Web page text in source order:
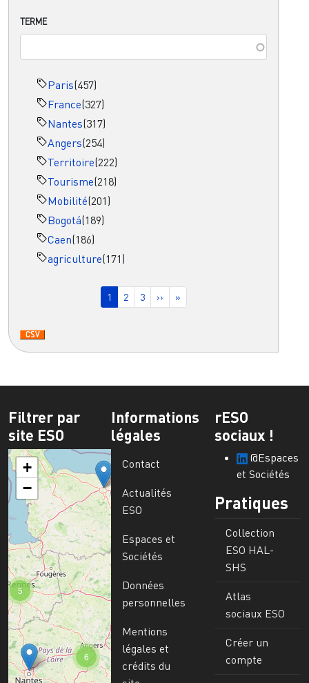
TERME
Paris(457)
France(327)
Nantes(317)
Angers(254)
Territoire(222)
Tourisme(218)
Mobilité(201)
Bogotá(189)
Caen(186)
agriculture(171)
Page courante
1 Page
2 Page
3 Page suivante
›› Dernière page
»
Filtrer par
site ESO
6
5
+
−
Informations
légales
Contact
Actualités
ESO
Espaces et
Sociétés
Données
personnelles
Mentions
légales et
crédits du
rESO
sociaux !
@Espaces
et Sociétés
Pratiques
Collection
ESO HAL-
SHS
Atlas
sociaux ESO
Créer un
compte